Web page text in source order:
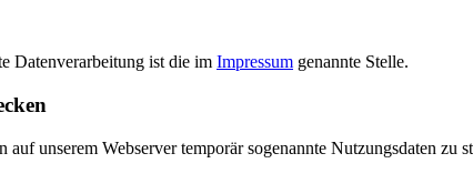
Datenverarbeitung ist die im Impressum genannte Stelle.
auf unserem Webserver temporär sogenannte Nutzungsdaten